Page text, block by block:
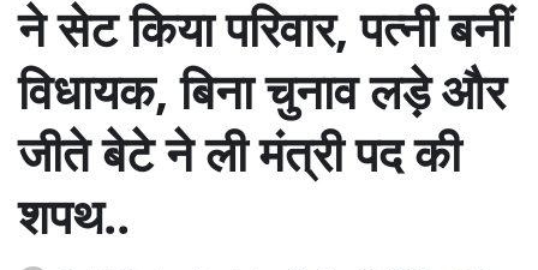
ने सेट किया परिवार, पत्नी बनीं
विधायक, बिना चुनाव लड़े और
जीते बेटे ने ली मंत्री पद की
शपथ..